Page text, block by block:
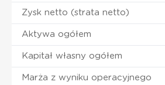
Zysk netto (strata netto)
Aktywa ogółem
Kapitał własny ogółem
Marża z wyniku operacyjnego